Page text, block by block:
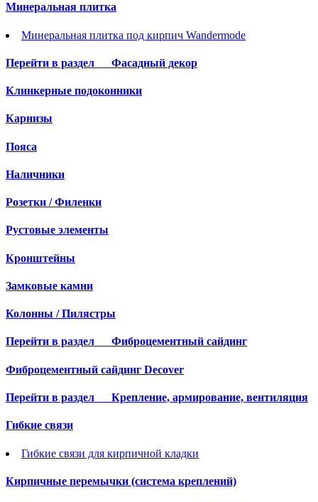
Минеральная плитка
Минеральная плитка под кирпич Wandermode
Перейти в раздел Фасадный декор
Клинкерные подоконники
Карнизы
Пояса
Наличники
Розетки / Филенки
Рустовые элементы
Кронштейны
Замковые камни
Колонны / Пилястры
Перейти в раздел Фиброцементный сайдинг
Фиброцементный сайдинг Decover
Перейти в раздел Крепление, армирование, вентиляция
Гибкие связи
Гибкие связи для кирпичной кладки
Кирпичные перемычки (система креплений)